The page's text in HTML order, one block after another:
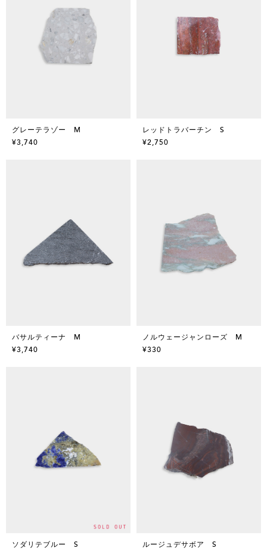
グレーテラゾー M
¥3,740
レッドトラバーチン S
¥2,750
バサルティーナ M
¥3,740
ノルウェージャンローズ M
¥330
ソダリテブルー S
ルージュデサボア S